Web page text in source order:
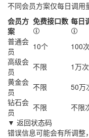
不同会员方案仅每日调用
会员方
案
免费接口数 每日
普通会
员
10个 100次
高级会
员
不限 1万次
黄金会
员
不限 50万
钻石会
员
不限 不限
▼ 返回状态码
错误信息可能会有所调